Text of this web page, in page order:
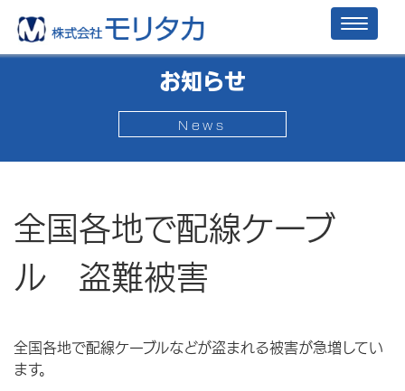
お知らせ
News
全国各地で配線ケーブ
ル 盗難被害
全国各地で配線ケーブルなどが盗まれる被害が急増してい
ます。